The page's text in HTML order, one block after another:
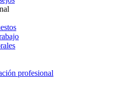
profesional